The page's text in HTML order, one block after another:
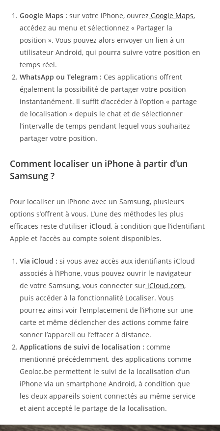
Google Maps : sur votre iPhone, ouvrez Google Maps,
accédez au menu et sélectionnez « Partager la
position ». Vous pouvez alors envoyer un lien à un
utilisateur Android, qui pourra suivre votre position en
temps réel.
WhatsApp ou Telegram : Ces applications offrent
également la possibilité de partager votre position
instantanément. Il suffit d’accéder à l’option « partage
de localisation » depuis le chat et de sélectionner
l’intervalle de temps pendant lequel vous souhaitez
partager votre position.
Comment localiser un iPhone à partir d’un
Samsung ?
Pour localiser un iPhone avec un Samsung, plusieurs
options s’offrent à vous. L’une des méthodes les plus
efficaces reste d’utiliser iCloud, à condition que l’identifiant
Apple et l’accès au compte soient disponibles.
Via iCloud : si vous avez accès aux identifiants iCloud
associés à l’iPhone, vous pouvez ouvrir le navigateur
de votre Samsung, vous connecter sur iCloud.com,
puis accéder à la fonctionnalité Localiser. Vous
pourrez ainsi voir l’emplacement de l’iPhone sur une
carte et même déclencher des actions comme faire
sonner l’appareil ou l’effacer à distance.
Applications de suivi de localisation : comme
mentionné précédemment, des applications comme
Geoloc.be permettent le suivi de la localisation d’un
iPhone via un smartphone Android, à condition que
les deux appareils soient connectés au même service
et aient accepté le partage de la localisation.